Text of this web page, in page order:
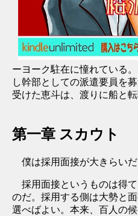
ーヨーク駐在に憧れている
し幹部としての派遣要員を
受けた恵斗は、渡りに船と転
第一章 スカウト
僕は採用面接が大きらいだ
採用面接というものは得
のだ。採用する側は大勢と
選べばよい。本来、百人の